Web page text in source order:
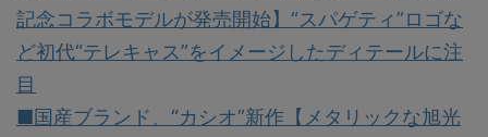
記念コラボモデルが発売開始】“スパゲティ”ロゴな
ど初代“テレキャス”をイメージしたディテールに注
目
■国産ブランド、“カシオ”新作【メタリックな旭光